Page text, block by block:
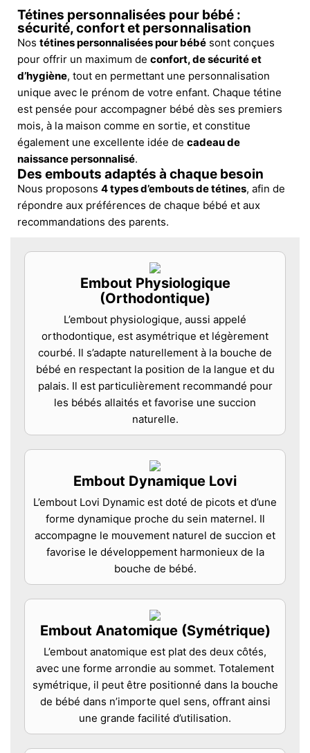
Tétines personnalisées pour bébé :
sécurité, confort et personnalisation
Nos tétines personnalisées pour bébé sont conçues
pour offrir un maximum de confort, de sécurité et
d’hygiène, tout en permettant une personnalisation
unique avec le prénom de votre enfant. Chaque tétine
est pensée pour accompagner bébé dès ses premiers
mois, à la maison comme en sortie, et constitue
également une excellente idée de cadeau de
naissance personnalisé.
Des embouts adaptés à chaque besoin
Nous proposons 4 types d’embouts de tétines, afin de
répondre aux préférences de chaque bébé et aux
recommandations des parents.
Embout Physiologique
(Orthodontique)
L’embout physiologique, aussi appelé
orthodontique, est asymétrique et légèrement
courbé. Il s’adapte naturellement à la bouche de
bébé en respectant la position de la langue et du
palais. Il est particulièrement recommandé pour
les bébés allaités et favorise une succion
naturelle.
Embout Dynamique Lovi
L’embout Lovi Dynamic est doté de picots et d’une
forme dynamique proche du sein maternel. Il
accompagne le mouvement naturel de succion et
favorise le développement harmonieux de la
bouche de bébé.
Embout Anatomique (Symétrique)
L’embout anatomique est plat des deux côtés,
avec une forme arrondie au sommet. Totalement
symétrique, il peut être positionné dans la bouche
de bébé dans n’importe quel sens, offrant ainsi
une grande facilité d’utilisation.